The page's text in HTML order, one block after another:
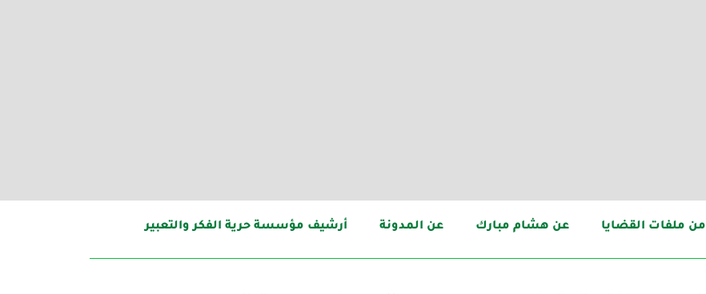
من ملفات القضايا عن هشام مبارك عن المدونة أرشيف مؤسسة حرية الفكر والتعبير